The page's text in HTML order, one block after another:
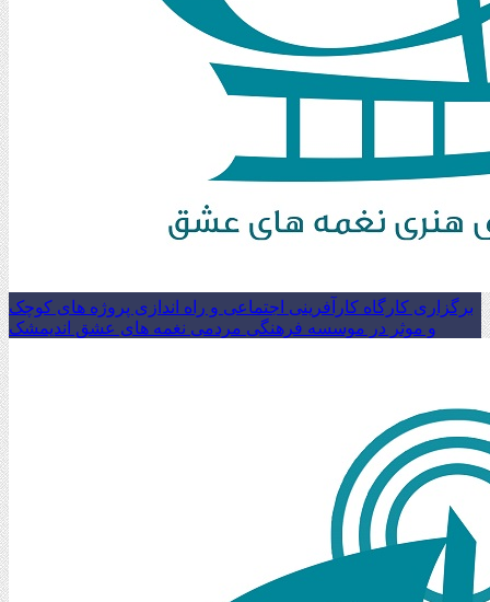
برگزاری کارگاه کارآفرینی اجتماعی و راه اندازی پروژه های کوچک
و موثر در موسسه فرهنگی مردمی نغمه های عشق اندیمشک